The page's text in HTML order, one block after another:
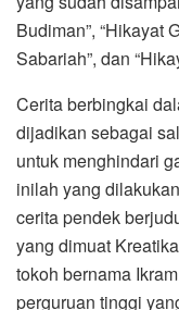
Budiman”, “Hikayat
Sabariah”, dan
Cerita berbingkai
dijadikan sebagai
untuk menghindari
inilah yang
cerita pendek
yang dimuat
tokoh bernama
perguruan tinggi